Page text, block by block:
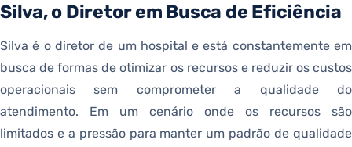
Silva, o Diretor em Busca de Eficiência
Silva é o diretor de um hospital e está constantemente em
busca de formas de otimizar os recursos e reduzir os custos
operacionais sem comprometer a qualidade do
atendimento. Em um cenário onde os recursos são
limitados e a pressão para manter um padrão de qualidade